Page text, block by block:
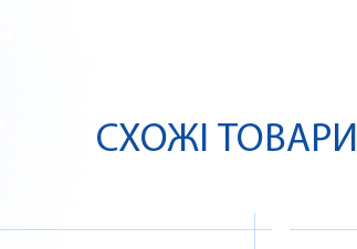
СХОЖІ ТОВАРИ